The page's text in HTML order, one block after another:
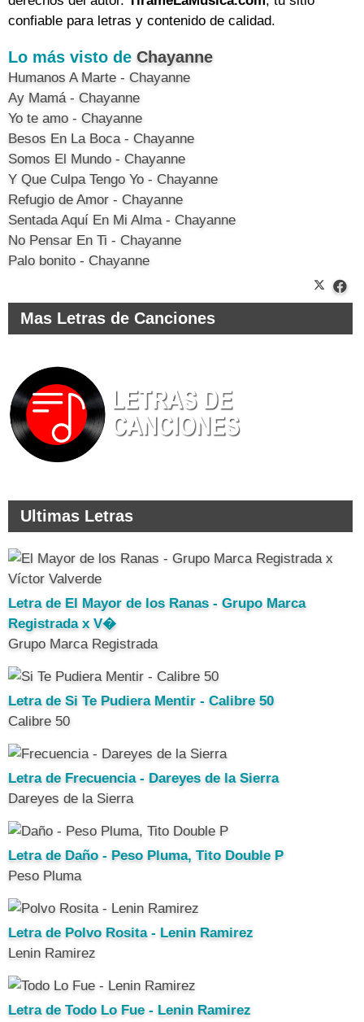
confiable para letras y contenido de calidad.
Lo más visto de Chayanne
Humanos A Marte - Chayanne
Ay Mamá - Chayanne
Yo te amo - Chayanne
Besos En La Boca - Chayanne
Somos El Mundo - Chayanne
Y Que Culpa Tengo Yo - Chayanne
Refugio de Amor - Chayanne
Sentada Aquí En Mi Alma - Chayanne
No Pensar En Ti - Chayanne
Palo bonito - Chayanne
Mas Letras de Canciones
Ultimas Letras
Letra de El Mayor de los Ranas - Grupo Marca
Registrada x V�
Grupo Marca Registrada
Letra de Si Te Pudiera Mentir - Calibre 50
Calibre 50
Letra de Frecuencia - Dareyes de la Sierra
Dareyes de la Sierra
Letra de Daño - Peso Pluma, Tito Double P
Peso Pluma
Letra de Polvo Rosita - Lenin Ramirez
Lenin Ramirez
Letra de Todo Lo Fue - Lenin Ramirez